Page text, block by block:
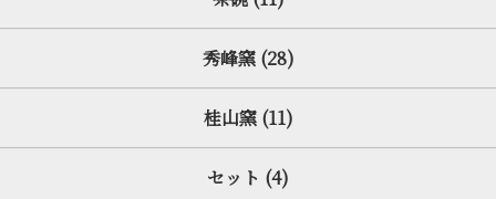
秀峰窯 (28)
桂山窯 (11)
セット (4)